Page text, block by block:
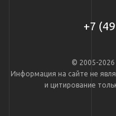
+7
© 2005-
Информация на сайте не
и цитирование